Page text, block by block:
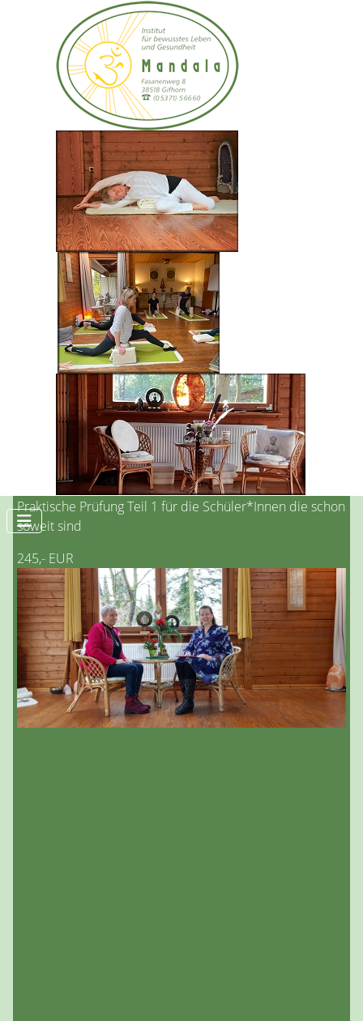
04. – 06. April 2025oder 16. – 18. Januar
Pflichtseminar 245,- EUR
Einfühlsame Fragen sind die Brücke zum Klienten
Ayurveda sagt: „Alles fließt durch die Erinnerungen“
Kommunikation im Yoga-Unterricht und im Yoga-
Coaching
Erweitern der klientenzentrierten rhetorischen
Kompetenzen
Ganzheitliche Interventionen
Angewandte Psychologie und Ritualarbeit
Praktische Prüfung Teil 1 für die Schüler*Innen die schon
soweit sind
245,- EUR